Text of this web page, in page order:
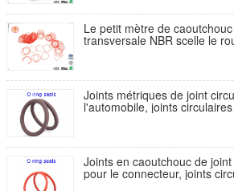
Le petit mètre de
transversale NBR scelle le
Joints métriques de joint
l'automobile, joints
Joints en caoutchouc de
pour le connecteur, joints